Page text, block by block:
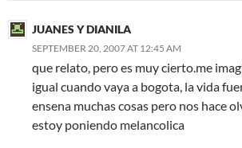
JUANES Y DIANILA
SEPTEMBER 20, 2007 AT 12:45 AM
que relato, pero es muy cierto.me
igual cuando vaya a bogota, la vida
ensena muchas cosas pero nos hace
estoy poniendo melancolica